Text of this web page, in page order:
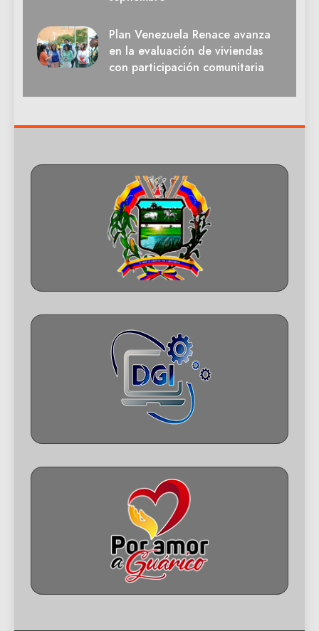
Plan Venezuela Renace avanza
en la evaluación de viviendas
con participación comunitaria